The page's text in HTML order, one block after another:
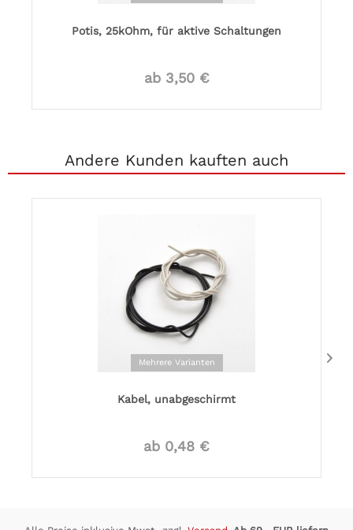
Potis, 25kOhm, für aktive Schaltungen
ab 3,50 €
Andere Kunden kauften auch
Mehrere Varianten
Kabel, unabgeschirmt
ab 0,48 €